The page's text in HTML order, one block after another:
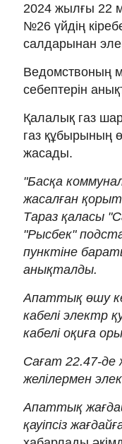
2024 жылғы 22
№26 үйдің
салдарынан
Ведомствоның
себептерін
Қалалық газ
газ құбырының
жасады.
"Басқа
жасалған
Тараз қаласы
"Рысбек"
пунктіне
анықталды.
Апаттық өшу
кабелі электр
кабелі оқиға
Сағат 22.47-де
желілермен
Апаттық
қауіпсіз